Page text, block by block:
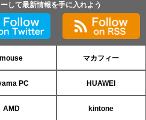
して最新情報を手に入れよう
mouse マカフィー
PC HUAWEI
AMD kintone